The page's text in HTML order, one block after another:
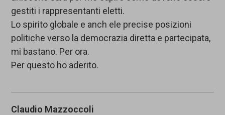
gestiti i rappresentanti eletti.
Lo spirito globale e anch ele precise posizioni
politiche verso la democrazia diretta e partecipata,
mi bastano. Per ora.
Per questo ho aderito.
Claudio Mazzoccoli